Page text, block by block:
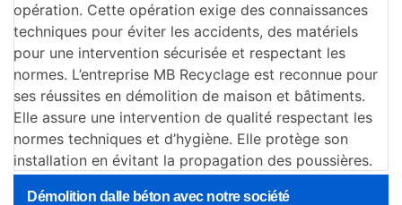
opération. Cette opération exige des connaissances
techniques pour éviter les accidents, des matériels
pour une intervention sécurisée et respectant les
normes. L’entreprise MB Recyclage est reconnue pour
ses réussites en démolition de maison et bâtiments.
Elle assure une intervention de qualité respectant les
normes techniques et d’hygiène. Elle protège son
installation en évitant la propagation des poussières.
Démolition dalle béton avec notre société